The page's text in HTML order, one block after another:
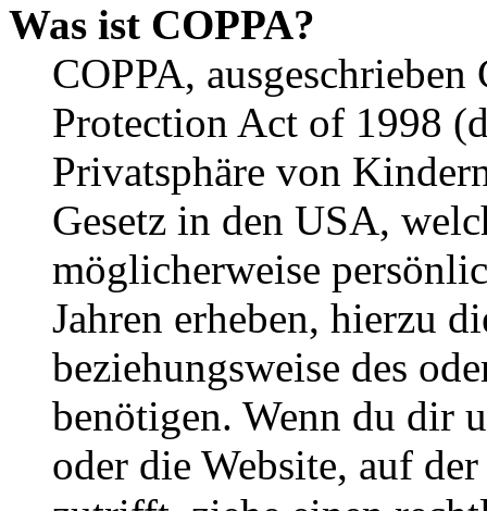
Was ist COPPA?
COPPA,
Protection Act of 1998
Privatsphäre von
Gesetz in den USA,
möglicherweise
Jahren erheben, hierzu
beziehungsweise des
benötigen. Wenn du dir
oder die Website, auf